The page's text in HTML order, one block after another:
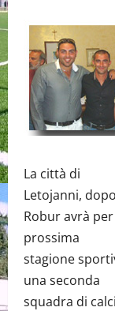
La città di
Letojanni,
Robur avrà
prossima
stagione
una seconda
squadra di